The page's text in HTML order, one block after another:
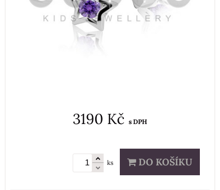
3190 Kč s DPH
ks DO KOŠÍKU